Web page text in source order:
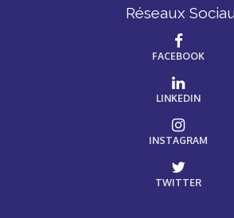
Réseaux
FACEBOOK
LINKEDIN
INSTAGRAM
TWITTER